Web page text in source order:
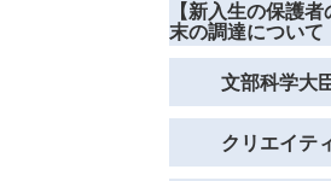
【新入生の保護
末の調達について
文部科学大
クリエイテ